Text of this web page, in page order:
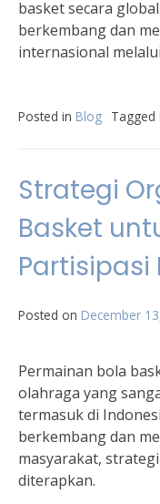
basket secara
berkembang dan
internasional
Posted in Blog Tagged
Strategi
Basket
Posted on December
Permainan bola
olahraga yang
termasuk di
berkembang dan
masyarakat,
diterapkan.